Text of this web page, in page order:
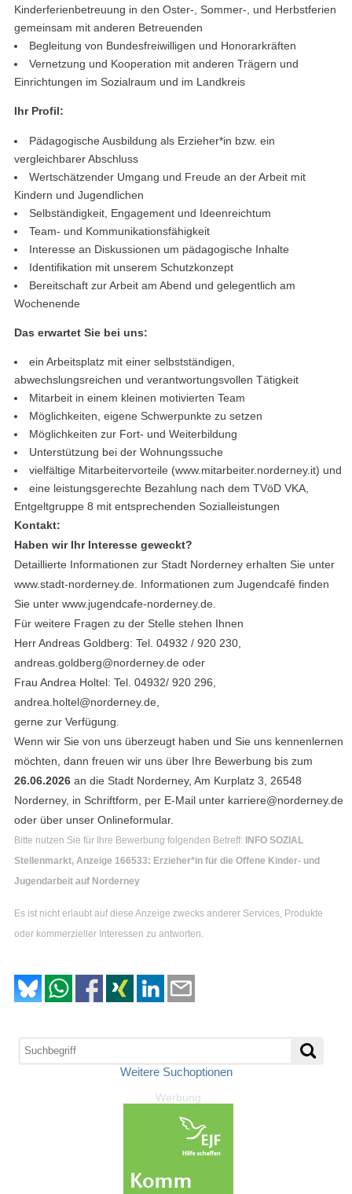
Kinderferienbetreuung in den Oster-, Sommer-, und Herbstferien
gemeinsam mit anderen Betreuenden
Begleitung von Bundesfreiwilligen und Honorarkräften
Vernetzung und Kooperation mit anderen Trägern und
Einrichtungen im Sozialraum und im Landkreis
Ihr Profil:
Pädagogische Ausbildung als Erzieher*in bzw. ein
vergleichbarer Abschluss
Wertschätzender Umgang und Freude an der Arbeit mit
Kindern und Jugendlichen
Selbständigkeit, Engagement und Ideenreichtum
Team- und Kommunikationsfähigkeit
Interesse an Diskussionen um pädagogische Inhalte
Identifikation mit unserem Schutzkonzept
Bereitschaft zur Arbeit am Abend und gelegentlich am
Wochenende
Das erwartet Sie bei uns:
ein Arbeitsplatz mit einer selbstständigen,
abwechslungsreichen und verantwortungsvollen Tätigkeit
Mitarbeit in einem kleinen motivierten Team
Möglichkeiten, eigene Schwerpunkte zu setzen
Möglichkeiten zur Fort- und Weiterbildung
Unterstützung bei der Wohnungssuche
vielfältige Mitarbeitervorteile (www.mitarbeiter.norderney.it) und
eine leistungsgerechte Bezahlung nach dem TVöD VKA,
Entgeltgruppe 8 mit entsprechenden Sozialleistungen
Kontakt:
Haben wir Ihr Interesse geweckt?
Detaillierte Informationen zur Stadt Norderney erhalten Sie unter
www.stadt-norderney.de. Informationen zum Jugendcafé finden
Sie unter www.jugendcafe-norderney.de.
Für weitere Fragen zu der Stelle stehen Ihnen
Herr Andreas Goldberg: Tel. 04932 / 920 230,
andreas.goldberg@norderney.de oder
Frau Andrea Holtel: Tel. 04932/ 920 296,
andrea.holtel@norderney.de,
gerne zur Verfügung.
Wenn wir Sie von uns überzeugt haben und Sie uns kennenlernen
möchten, dann freuen wir uns über Ihre Bewerbung bis zum
26.06.2026 an die Stadt Norderney, Am Kurplatz 3, 26548
Norderney, in Schriftform, per E-Mail unter karriere@norderney.de
oder über unser Onlineformular.
Bitte nutzen Sie für Ihre Bewerbung folgenden Betreff:
INFO SOZIAL
Stellenmarkt, Anzeige 166533: Erzieher*in für die Offene Kinder- und
Jugendarbeit auf Norderney
Es ist nicht erlaubt auf diese Anzeige zwecks anderer Services, Produkte
oder kommerzieller Interessen zu antworten.
Weitere Suchoptionen
Werbung